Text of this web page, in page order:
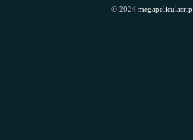
© 2024 megapeliculasrip